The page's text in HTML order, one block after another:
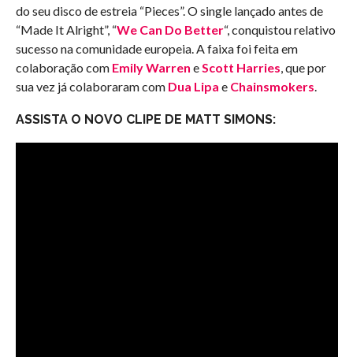
do seu disco de estreia “Pieces”. O single lançado antes de
“Made It Alright”, “We Can Do Better“, conquistou relativo
sucesso na comunidade europeia. A faixa foi feita em
colaboração com Emily Warren e Scott Harries , que por
sua vez já colaboraram com Dua Lipa e Chainsmokers
ASSISTA O NOVO CLIPE DE MATT SIMONS: